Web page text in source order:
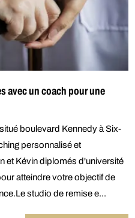
avec un coach pour une
boulevard Kennedy à Six-
personnalisé et
et Kévin diplomés d'université
atteindre votre objectif de
studio de remise e...